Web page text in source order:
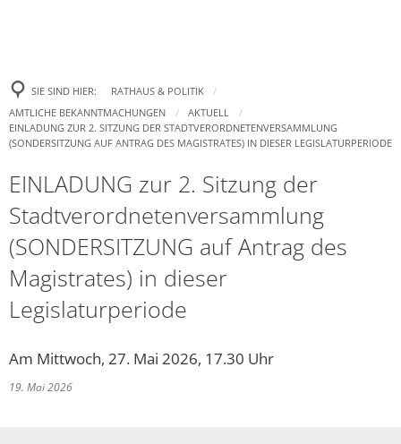
Feuerwehr
Medizinische
Soziale Einrichtungen
Mitteilungsblatt
Bürgerservice
Sozialamt
Standesamt
Bestattungswald
Industrie- und
Märkte
Städtische
Fairtrade-Stadt Haiger
FREIZEIT &
Veranstaltungen
Tickets kaufen
Ferienprogramm
FAMILIE & BILDUNG
Schulen
SIE SIND HIER:
RATHAUS & POLITIK
AMTLICHE BEKANNTMACHUNGEN
AKTUELL
EINLADUNG ZUR 2. SITZUNG DER STADTVERORDNETENVERSAMMLUNG
(SONDERSITZUNG AUF ANTRAG DES MAGISTRATES) IN DIESER LEGISLATURPERIODE
EINLADUNG zur 2. Sitzung der
Stadtverordnetenversammlung
(SONDERSITZUNG auf Antrag des
Magistrates) in dieser
Legislaturperiode
Am Mittwoch, 27. Mai 2026, 17.30 Uhr
19. Mai 2026